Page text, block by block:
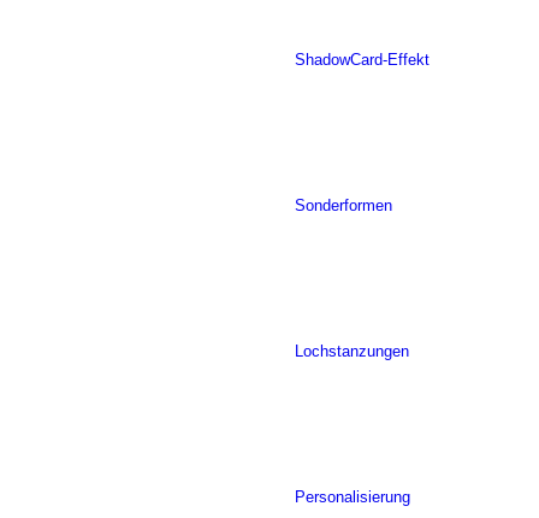
ShadowCard-Effekt
Sonderformen
Lochstanzungen
Personalisierung